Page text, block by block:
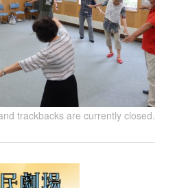
trackbacks are currently closed.